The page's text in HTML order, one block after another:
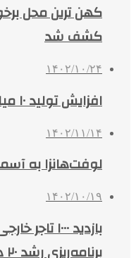
کهن ترین محل
کشف شد
۱۴۰۲/۱۰/۲۴
افزایش تولید ۱۰ میلیون لیتری بنزین
۱۴۰۲/۱۱/۱۴
لوفت‌هانزا به
۱۴۰۲/۱۰/۱۹
بازدید ۱۰۰۰
برنامه‌ریزی رشد ٢٠ درصدی صادرات کفش